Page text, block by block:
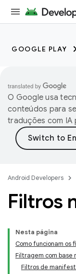
GOOGLE PLAY
O Google usa
conteúdos para
traduções com IA
Android Developers
Filtros
Nesta página
Como funcionam os
Filtragem com base
Filtros de